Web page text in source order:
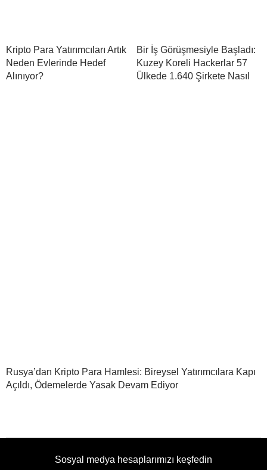
Kripto Para Yatırımcıları Artık
Neden Evlerinde Hedef
Alınıyor?
Bir İş Görüşmesiyle Başladı:
Kuzey Koreli Hackerlar 57
Ülkede 1.640 Şirkete Nasıl
Rusya’dan Kripto Para Hamlesi: Bireysel Yatırımcılara Kapı
Açıldı, Ödemelerde Yasak Devam Ediyor
Sosyal medya hesaplarımızı keşfedin